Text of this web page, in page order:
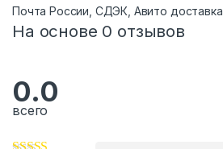
Почта России, СДЭК, Авито доставка
На основе 0 отзывов
0.0
всего